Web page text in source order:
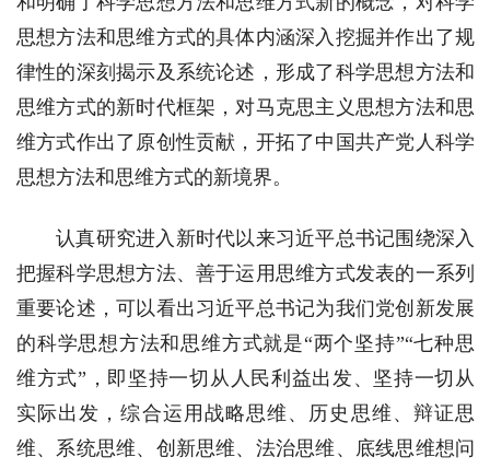
思想方法和思维方式的具体内涵深入挖掘并作出了规
律性的深刻揭示及系统论述，形成了科学思想方法和
思维方式的新时代框架，对马克思主义思想方法和思
维方式作出了原创性贡献，开拓了中国共产党人科学
思想方法和思维方式的新境界。
认真研究进入新时代以来习近平总书记围绕深入
把握科学思想方法、善于运用思维方式发表的一系列
重要论述，可以看出习近平总书记为我们党创新发展
的科学思想方法和思维方式就是“两个坚持”“七种思
维方式”，即坚持一切从人民利益出发、坚持一切从
实际出发，综合运用战略思维、历史思维、辩证思
维、系统思维、创新思维、法治思维、底线思维想问